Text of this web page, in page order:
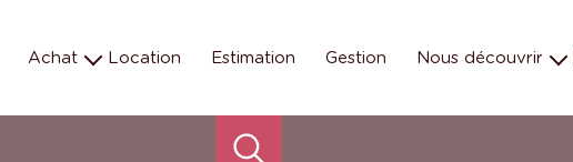
Achat Location Estimation Gestion Nous découvrir